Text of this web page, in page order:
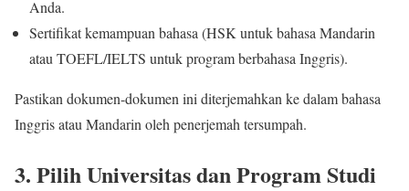
Anda.
Sertifikat kemampuan bahasa (HSK untuk bahasa Mandarin
atau TOEFL/IELTS untuk program berbahasa Inggris).
Pastikan dokumen-dokumen ini diterjemahkan ke dalam bahasa
Inggris atau Mandarin oleh penerjemah tersumpah.
3. Pilih Universitas dan Program Studi